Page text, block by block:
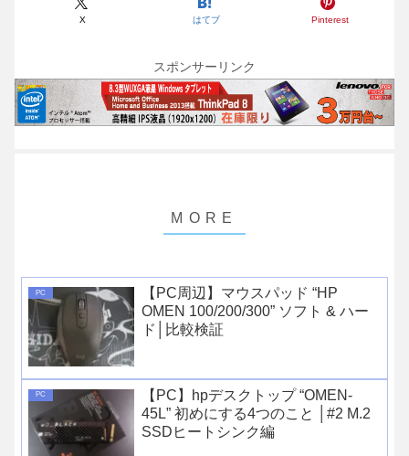
X はてブ Pinterest
スポンサーリンク
PC
【PC周辺】マウスパッド “HP
OMEN 100/200/300” ソフト & ハー
ド│比較検証
PC
【PC】hpデスクトップ “OMEN-
45L” 初めにする4つのこと │#2 M.2
SSDヒートシンク編